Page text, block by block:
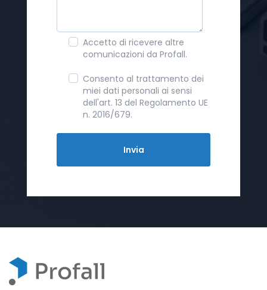
Accetto di ricevere altre
comunicazioni da Profall.
Consento al trattamento dei
miei dati personali ai sensi
dell'art. 13 del Regolamento UE
n. 2016/679.